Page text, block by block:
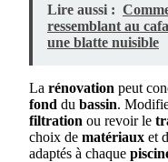
Lire aussi :
ressemblant au
une blatte nuisible
La rénovation peut
fond du bassin.
filtration ou revoir le
choix de matériaux et
adaptés à chaque